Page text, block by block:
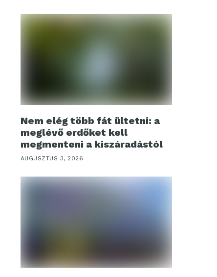
Nem elég több fát ültetni: a
meglévő erdőket kell
megmenteni a kiszáradástól
AUGUSZTUS 3, 2026